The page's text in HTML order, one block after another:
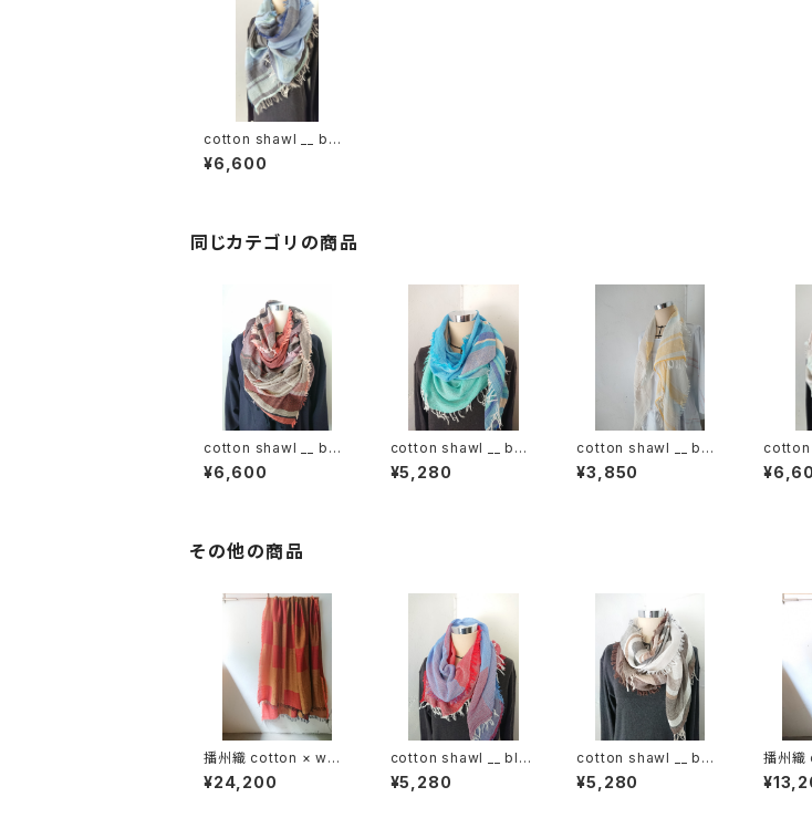
cotton shawl __ bor
der 220
¥6,600
同じカテゴリの商品
cotton shawl __ bor
der 220
¥6,600
cotton shawl __ bor
der 160 海嶺w
¥5,280
cotton shawl __ bor
der 120 蒲公英w
¥3,850
cotton
der
その他の商品
播州織 cotton × woo
l __ block 220-120
鬼灯GK
¥24,200
cotton shawl __ blo
ck 160 初日影w
¥5,280
cotton shawl __ bor
der 160 春泥w
¥5,280
播州
__
霞KW